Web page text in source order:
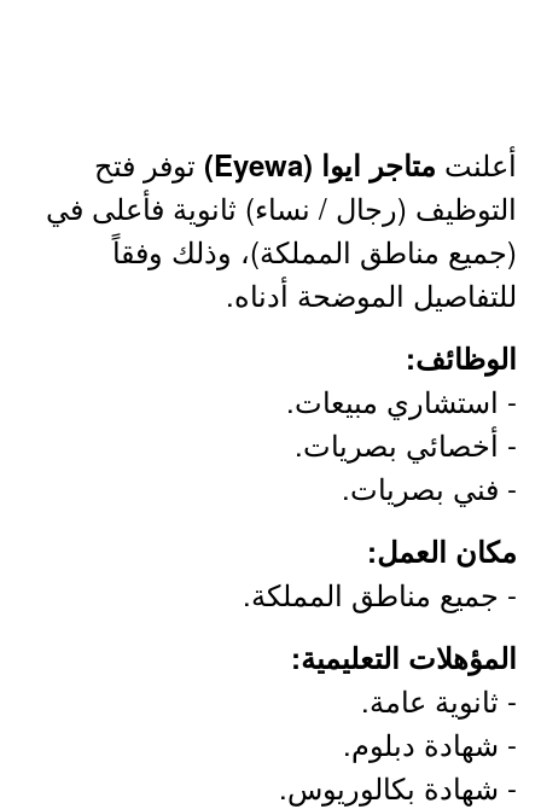
أعلنت متاجر ايوا (Eyewa)
توفر فتح
التوظيف (رجال / نساء) ثانوية فأعلى في
(جميع مناطق المملكة)، وذلك وفقاً
للتفاصيل الموضحة أدناه.
الوظائف:
‏- استشاري مبيعات.
‏- أخصائي بصريات.
‏- فني بصريات.
مكان العمل:
- جميع مناطق المملكة.
المؤهلات التعليمية:
- ثانوية عامة.
- شهادة دبلوم.
- شهادة بكالوريوس.